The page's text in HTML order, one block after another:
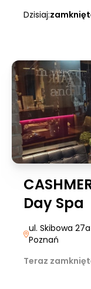
Dzisiaj:
Day Spa
ul. Skibowa 27a
Poznań
Teraz